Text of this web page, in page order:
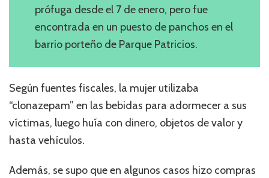
prófuga desde el 7 de enero, pero fue
encontrada en un puesto de panchos en el
barrio porteño de Parque Patricios.
Según fuentes fiscales, la mujer utilizaba
“clonazepam” en las bebidas para adormecer a sus
víctimas, luego huía con dinero, objetos de valor y
hasta vehículos.
Además, se supo que en algunos casos hizo compras